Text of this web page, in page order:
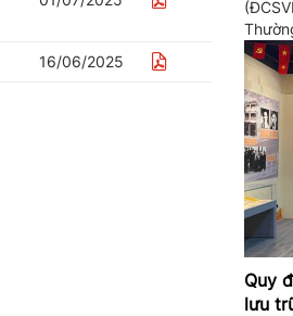
16/06/2025
Quy
lưu